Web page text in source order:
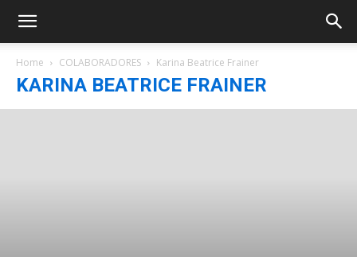
Home COLABORADORES Karina Beatrice Frainer
KARINA BEATRICE FRAINER